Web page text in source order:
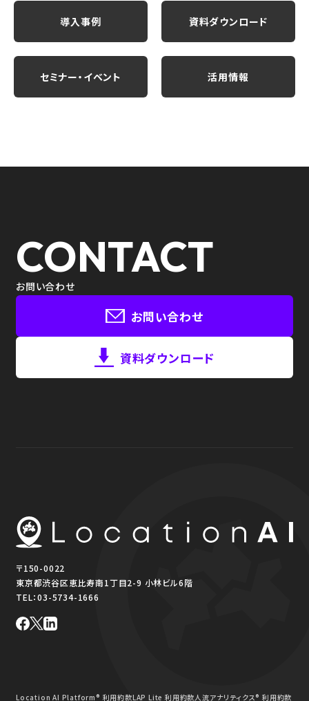
導入事例 資料ダウンロード
セミナー・イベント 活用情報
CONTACT
お問い合わせ
お問い合わせ
資料ダウンロード
〒150-0022
東京都渋谷区恵比寿南1丁目2-9 小林ビル6階
TEL：03-5734-1666
Location AI Platform® 利用約款LAP Lite 利用約款人流アナリティクス® 利用約款